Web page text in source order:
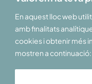
En aquest lloc web
amb finalitats
cookies i obtenir més
mostren a
Nous vous souhaitons la